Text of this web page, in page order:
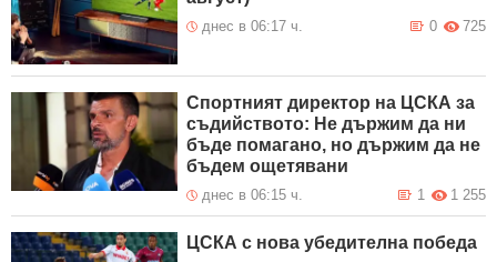
днес в 06:17 ч. 725
0
Спортният директор на ЦСКА за
съдийството: Не държим да ни
бъде помагано, но държим да не
бъдем ощетявани
днес в 06:15 ч. 1 255
1
ЦСКА с нова убедителна победа